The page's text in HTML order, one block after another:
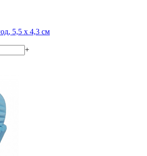
5,5 х 4,3 см
+